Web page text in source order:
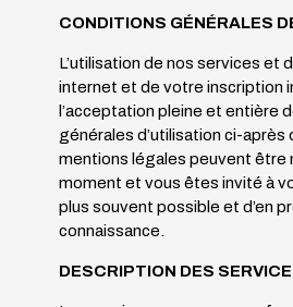
CONDITIONS GÉNÉRALES
L’utilisation de nos services et
internet et de votre inscription
l’acceptation pleine et entière
générales d’utilisation ci-après
mentions légales peuvent être
moment et vous êtes invité à
plus souvent possible et d’en
connaissance.
DESCRIPTION DES